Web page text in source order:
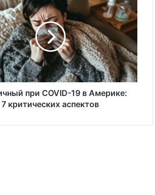
при COVID-19 в Америке:
7 критических аспектов